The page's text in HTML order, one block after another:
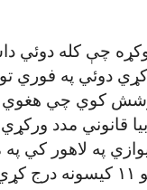
چې کله دوئي
دوئي په فوري
کوي چي هغوي
قانوني مدد
په لاهور کي په
نوکرانو د جبر کولو ۱۱